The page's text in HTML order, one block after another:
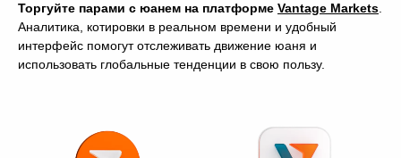
Торгуйте парами с юанем на платформе Vantage Markets
Аналитика, котировки в реальном времени и удобный
интерфейс помогут отслеживать движение юаня и
использовать глобальные тенденции в свою пользу.